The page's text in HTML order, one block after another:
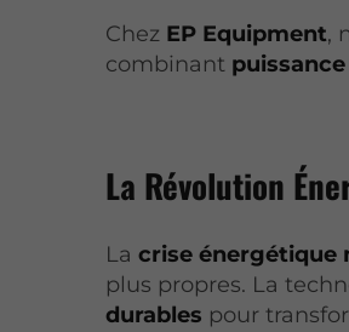
Chez EP Equipment,
combinant
La Révolution
Lacrise énergétique
plus propres. La
durables pour